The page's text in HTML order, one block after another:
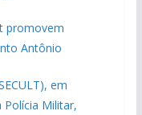
promovem
Antônio
em
Militar,